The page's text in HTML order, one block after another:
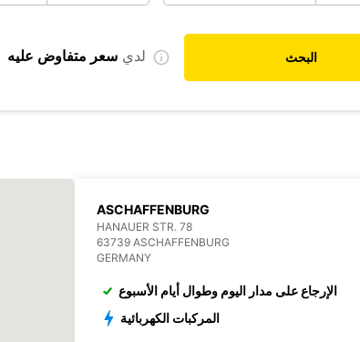
لدي سعر متفاوض عليه البحث
ASCHAFFENBURG
HANAUER STR. 78
63739 ASCHAFFENBURG
GERMANY
الإرجاع على مدار اليوم وطوال أيام الأسبوع
المركبات الكهربائية